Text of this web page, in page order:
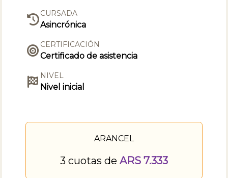
CURSADA
Asincrónica
CERTIFICACIÓN
Certificado de asistencia
NIVEL
Nivel inicial
ARANCEL
3 cuotas de ARS 7.333